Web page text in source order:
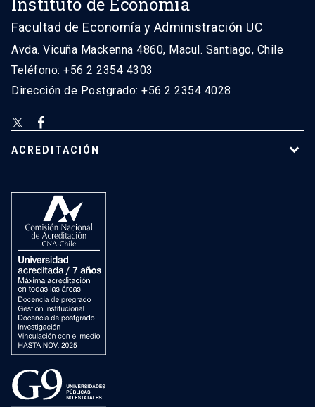
Facultad de Economía y Administración UC
Avda. Vicuña Mackenna 4860, Macul. Santiago, Chile
Teléfono: +56 2 2354 4303
Dirección de Postgrado: +56 2 2354 4028
ACREDITACIÓN